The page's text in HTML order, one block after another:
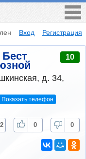
Вход Регистрация
Бест 10
д. 34,
Показать телефон
0 0